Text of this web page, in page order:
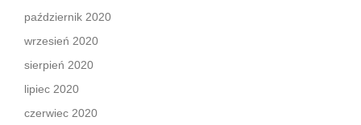
październik 2020
wrzesień 2020
sierpień 2020
lipiec 2020
czerwiec 2020